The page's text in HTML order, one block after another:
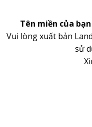
Tên miền của
Vui lòng xuất bản
sử